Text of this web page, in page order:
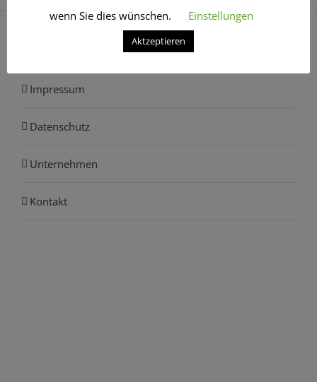
Impressum
Datenschutz
Unternehmen
Kontakt
wenn Sie dies wünschen.
Einstellungen
Aktzeptieren